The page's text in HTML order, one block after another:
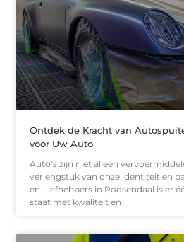
Ontdek de Kracht van
voor Uw Auto
Auto’s zijn niet alleen
verlengstuk van onze identiteit en
en -liefhebbers in Roosendaal is er
staat met kwaliteit en